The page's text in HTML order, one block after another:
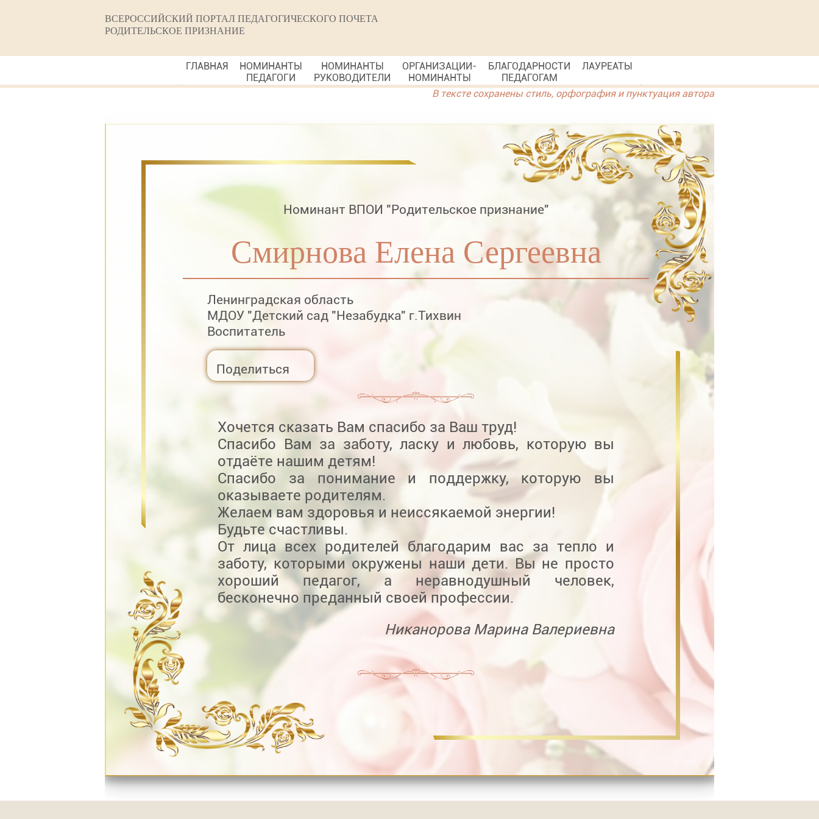
ВСЕРОССИЙСКИЙ ПОРТАЛ ПЕДАГОГИЧЕСКОГО ПОЧЕТА
РОДИТЕЛЬСКОЕ ПРИЗНАНИЕ
ГЛАВНАЯ
НОМИНАНТЫ
ПЕДАГОГИ
НОМИНАНТЫ
РУКОВОДИТЕЛИ
ОРГАНИЗАЦИИ-
НОМИНАНТЫ
БЛАГОДАРНОСТИ
ПЕДАГОГАМ
ЛАУРЕАТЫ
В тексте сохранены стиль, орфография и пунктуация автора
Номинант ВПОИ "Родительское признание"
Смирнова Елена Сергеевна
Ленинградская область
МДОУ "Детский сад "Незабудка" г.Тихвин
Воспитатель
Поделиться
Хочется сказать Вам спасибо за Ваш труд!
Спасибо Вам за заботу, ласку и любовь, которую вы
отдаёте нашим детям!
Спасибо за понимание и поддержку, которую вы
оказываете родителям.
Желаем вам здоровья и неиссякаемой энергии!
Будьте счастливы.
От лица всех родителей благодарим вас за тепло и
заботу, которыми окружены наши дети. Вы не просто
хороший педагог, а неравнодушный человек,
бесконечно преданный своей профессии.
Никанорова Марина Валериевна